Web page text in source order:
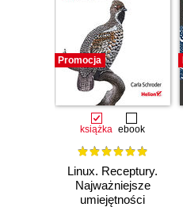
Promocja
książka ebook
Linux. Receptury.
Najważniejsze
umiejętności